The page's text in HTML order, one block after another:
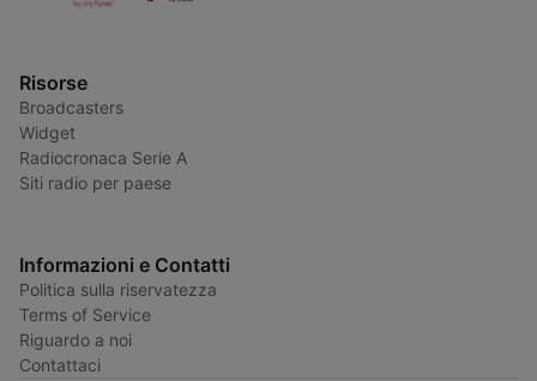
Risorse
Broadcasters
Widget
Radiocronaca Serie A
Siti radio per paese
Informazioni e Contatti
Politica sulla riservatezza
Terms of Service
Riguardo a noi
Contattaci